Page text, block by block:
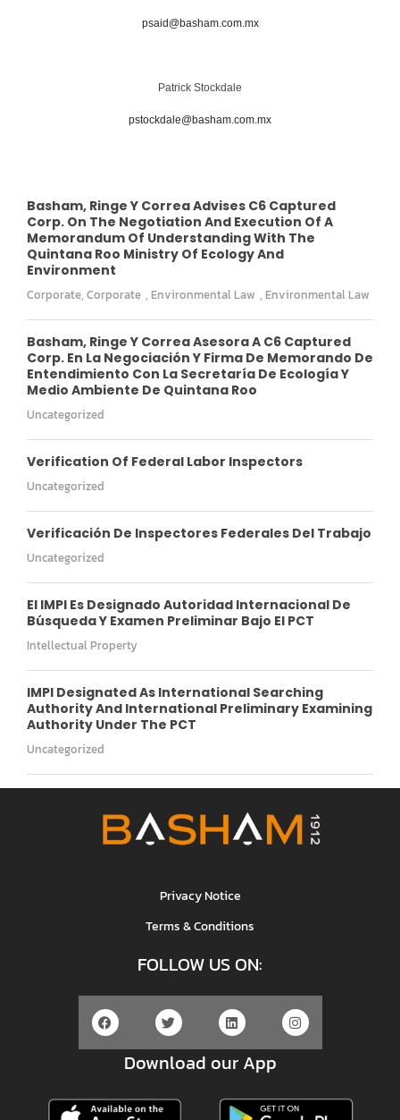
psaid@basham.com.mx
Patrick Stockdale
pstockdale@basham.com.mx
Basham, Ringe Y Correa Advises C6 Captured
Corp. On The Negotiation And Execution Of A
Memorandum Of Understanding With The
Quintana Roo Ministry Of Ecology And
Environment
Corporate, Corporate , Environmental Law , Environmental Law
Basham, Ringe Y Correa Asesora A C6 Captured
Corp. En La Negociación Y Firma De Memorando De
Entendimiento Con La Secretaría De Ecología Y
Medio Ambiente De Quintana Roo
Uncategorized
Verification Of Federal Labor Inspectors
Uncategorized
Verificación De Inspectores Federales Del Trabajo
Uncategorized
El IMPI Es Designado Autoridad Internacional De
Búsqueda Y Examen Preliminar Bajo El PCT
Intellectual Property
IMPI Designated As International Searching
Authority And International Preliminary Examining
Authority Under The PCT
Uncategorized
Privacy Notice
Terms & Conditions
FOLLOW US ON:
Download our App